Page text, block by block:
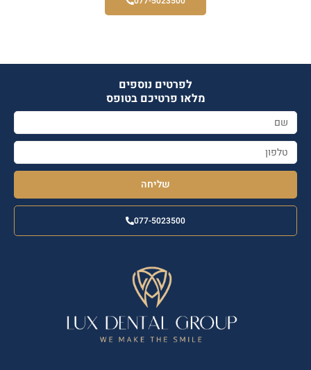
לפרטים נוספים
מלאו פרטיכם בטופס
שליחה
077-5023500